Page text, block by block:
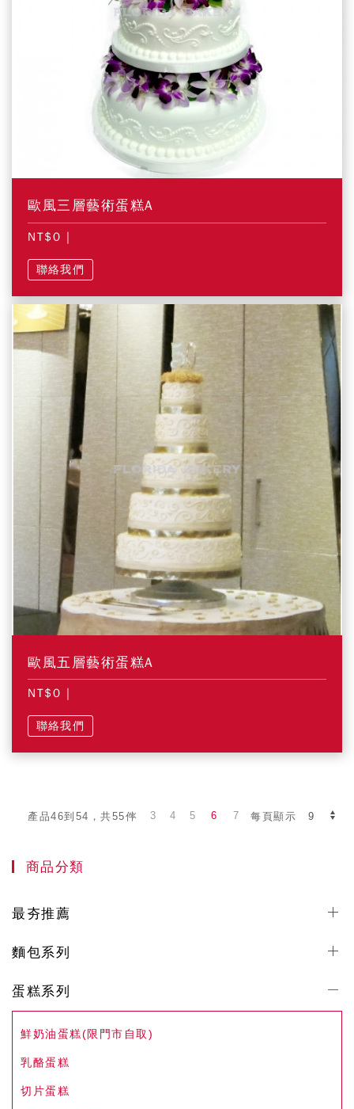
歐風三層藝術蛋糕A
NT$0 |
聯絡我們
歐風五層藝術蛋糕A
NT$0 |
聯絡我們
產品46到54，共55件 每頁顯示
3 4 5 6 7
商品分類
最夯推薦
麵包系列
蛋糕系列
鮮奶油蛋糕(限門市自取)
乳酪蛋糕
切片蛋糕